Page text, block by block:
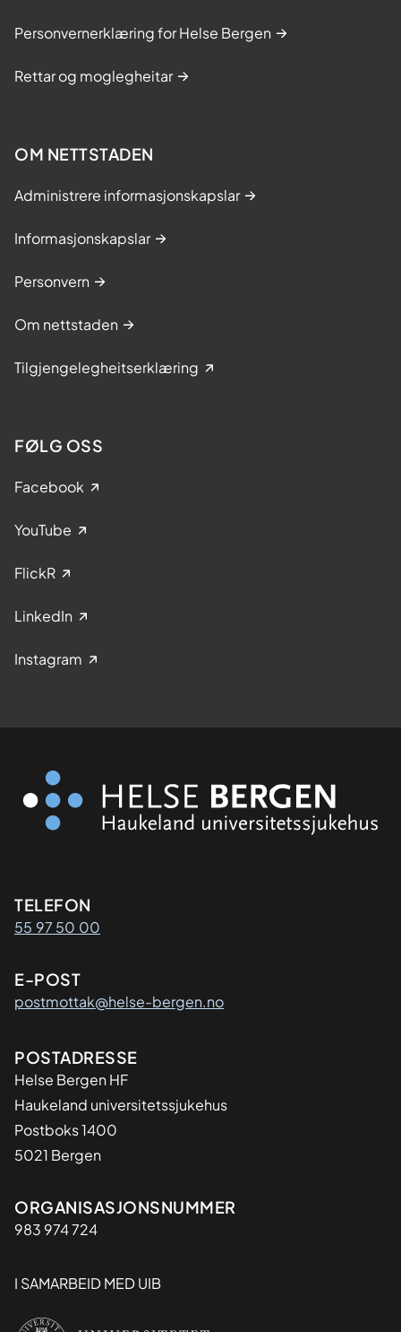
Personvernerklæring for Helse Bergen
Rettar og moglegheitar
OM NETTSTADEN
Administrere informasjonskapslar
Informasjonskapslar
Personvern
Om nettstaden
Tilgjengelegheitserklæring
FØLG OSS
Facebook
YouTube
FlickR
LinkedIn
Instagram
Kontaktinformasjon
TELEFON
55 97 50 00
E-POST
postmottak@helse-bergen.no
Adresse
POSTADRESSE
Helse Bergen HF
Haukeland universitetssjukehus
Postboks 1400
5021 Bergen
Organisasjon
ORGANISASJONSNUMMER
983 974 724
I SAMARBEID MED UIB